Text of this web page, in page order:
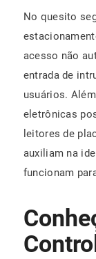
No quesito
acesso não
entrada de
usuários.
eletrônicas
leitores de
auxiliam na
funcionam